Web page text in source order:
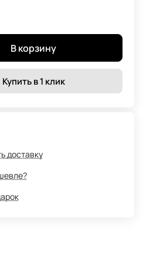
В корзину
Купить в 1 клик
доставку